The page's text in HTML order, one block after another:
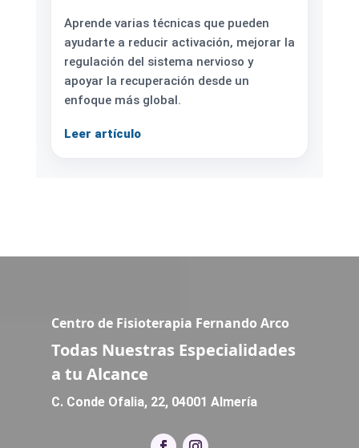
Aprende varias técnicas que pueden
ayudarte a reducir activación, mejorar la
regulación del sistema nervioso y
apoyar la recuperación desde un
enfoque más global.
Leer artículo
Centro de Fisioterapia Fernando Arco
Todas Nuestras Especialidades
a tu Alcance
C. Conde Ofalia, 22, 04001 Almería